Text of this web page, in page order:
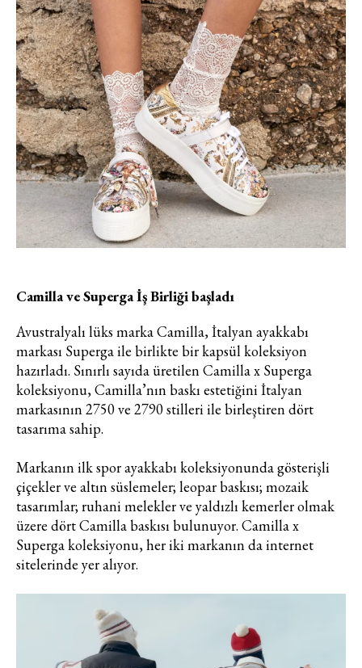
Camilla ve Superga İş Birliği başladı
Avustralyalı lüks marka Camilla, İtalyan ayakkabı
markası Superga ile birlikte bir kapsül koleksiyon
hazırladı. Sınırlı sayıda üretilen Camilla x Superga
koleksiyonu, Camilla’nın baskı estetiğini İtalyan
markasının 2750 ve 2790 stilleri ile birleştiren dört
tasarıma sahip.
Markanın ilk spor ayakkabı koleksiyonunda gösterişli
çiçekler ve altın süslemeler; leopar baskısı; mozaik
tasarımlar; ruhani melekler ve yaldızlı kemerler olmak
üzere dört Camilla baskısı bulunuyor. Camilla x
Superga koleksiyonu, her iki markanın da internet
sitelerinde yer alıyor.